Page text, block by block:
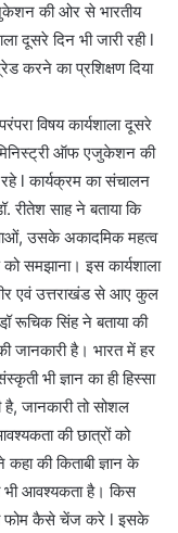
की ओर से भारतीय
दूसरे दिन भी जारी रही l
करने का प्रशिक्षण दिया
विषय कार्यशाला दूसरे
मिनिस्ट्री ऑफ एजुकेशन की
रहे l कार्यक्रम का संचालन
रीतेश साह ने बताया कि
उसके अकादमिक महत्व
समझाना। इस कार्यशाला
एवं उत्तराखंड से आए कुल
रूचिक सिंह ने बताया की
जानकारी है। भारत में हर
भी ज्ञान का ही हिस्सा
है, जानकारी तो सोशल
की छात्रों को
की किताबी ज्ञान के
भी आवश्यकता है। किस
फोम कैसे चेंज करे l इसके